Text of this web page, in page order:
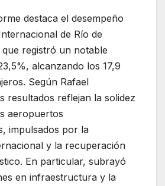
destaca el desempeño
de Río de
que registró un notable
alcanzando los 17,9
Según Rafael
resultados reflejan la solidez
aeropuertos
impulsados por la
y la recuperación
En particular, subrayó
en infraestructura y la